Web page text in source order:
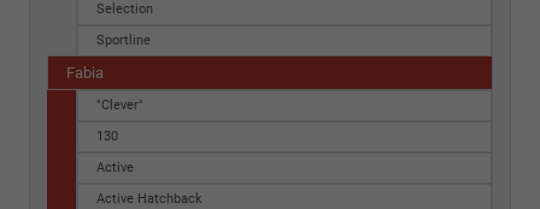
Selection
Sportline
Fabia
"Clever"
130
Active
Active Hatchback